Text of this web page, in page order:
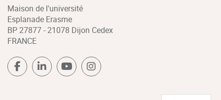
Maison de l'université
Esplanade Erasme
BP 27877 - 21078 Dijon Cedex
FRANCE